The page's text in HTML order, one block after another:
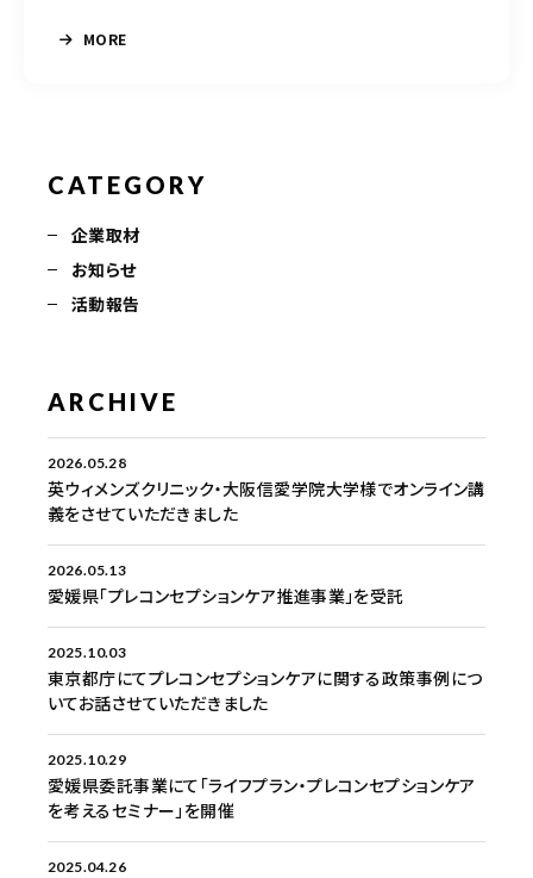
MORE
CATEGORY
企業取材
お知らせ
活動報告
ARCHIVE
2026.05.28
英ウィメンズクリニック・大阪信愛学院大学様でオンライン講
義をさせていただきました
2026.05.13
愛媛県「プレコンセプションケア推進事業」を受託
2025.10.03
東京都庁にてプレコンセプションケアに関する政策事例につ
いてお話させていただきました
2025.10.29
愛媛県委託事業にて「ライフプラン・プレコンセプションケア
を考えるセミナー」を開催
2025.04.26